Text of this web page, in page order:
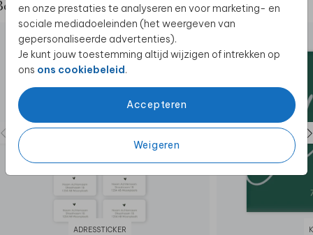
en onze prestaties te analyseren en voor marketing- en
sociale mediadoeleinden (het weergeven van
gepersonaliseerde advertenties).
Je kunt jouw toestemming altijd wijzigen of intrekken op
ons ons cookiebeleid.
Accepteren
Weigeren
de complete set
ADRESSTICKER